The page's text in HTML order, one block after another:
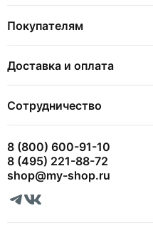
Покупателям
Доставка и оплата
Сотрудничество
8 (800) 600-91-10
8 (495) 221-88-72
shop@my-shop.ru